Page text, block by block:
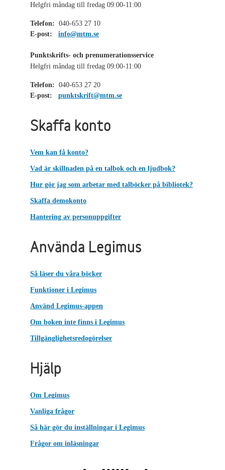
Helgfri måndag till fredag 09:00-11:00
Telefon: 040-653 27 10
E-post:
info@mtm.se
Punktskrifts- och prenumerationsservice
Helgfri måndag till fredag 09:00-11:00
Telefon: 040-653 27 20
E-post:
punktskrift@mtm.se
Skaffa konto
Vem kan få konto?
Vad är skillnaden på en talbok och en ljudbok?
Hur gör jag som arbetar med talböcker på bibliotek?
Skaffa demokonto
Hantering av personuppgifter
Använda Legimus
Så läser du våra böcker
Funktioner i Legimus
Använd Legimus-appen
Om boken inte finns i Legimus
Tillgänglighetsredogörelser
Hjälp
Om Legimus
Vanliga frågor
Så här gör du inställningar i Legimus
Frågor om inläsningar